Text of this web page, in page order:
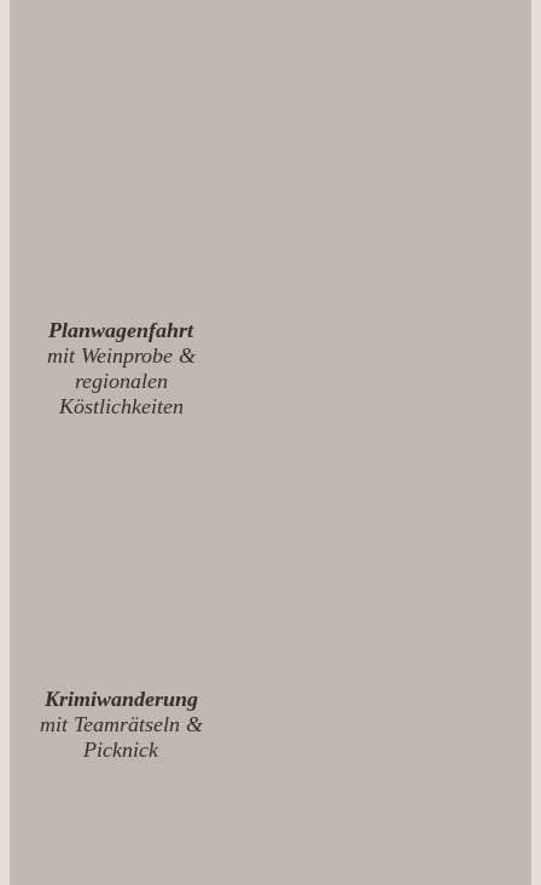
Planwagenfahrt
mit Weinprobe &
regionalen
Köstlichkeiten
Krimiwanderung
mit Teamrätseln &
Picknick